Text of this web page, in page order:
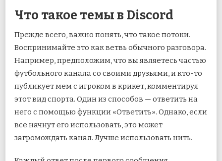
Что такое темы в Discord
Прежде всего, важно понять, что такое потоки.
Воспринимайте это как ветвь обычного разговора.
Например, предположим, что вы являетесь частью
футбольного канала со своими друзьями, и кто-то
публикует мем с игроком в крикет, комментируя
этот вид спорта. Один из способов — ответить на
него с помощью функции «Ответить». Однако, если
все начнут его использовать, это может
загромождать канал. Лучше использовать нить.